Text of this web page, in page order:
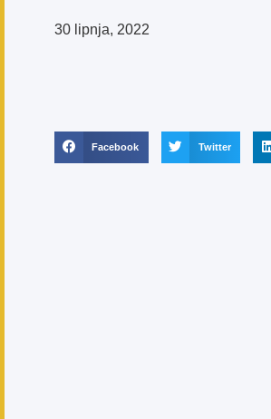
30 lipnja, 2022
Facebook Twitter